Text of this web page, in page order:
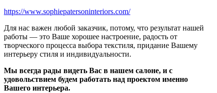
https://www.sophiepatersoninteriors.com/
Для нас важен любой заказчик, потому, что результат нашей
работы — это Ваше хорошее настроение, радость от
творческого процесса выбора текстиля, придание Вашему
интерьеру стиля и индивидуальности.
Мы всегда рады видеть Вас в нашем салоне, и с
удовольствием будем работать над проектом именно
Вашего интерьера.